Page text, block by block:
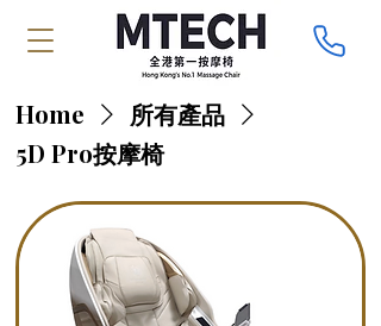
Home
所有產品
5D Pro按摩椅